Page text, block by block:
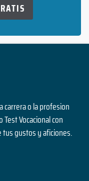
carrera o la profesion
Vocacional con
gustos y aficiones.